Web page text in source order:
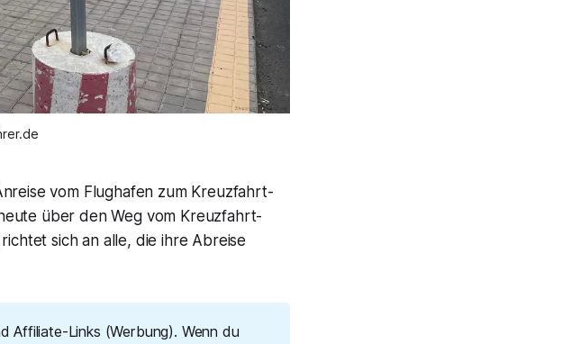
vom Flughafen zum Kreuzfahrt-
über den Weg vom Kreuzfahrt-
sich an alle, die ihre Abreise
Affiliate-Links (Werbung). Wenn du